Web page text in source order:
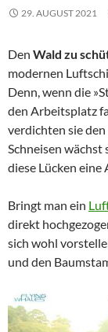
29. AUGUST 2021
Den Wald zu
modernen
Denn, wenn die
den Arbeitsplatz
verdichten sie
Schneisen wächst
diese Lücken
Bringt man ein
direkt
sich wohl
und den